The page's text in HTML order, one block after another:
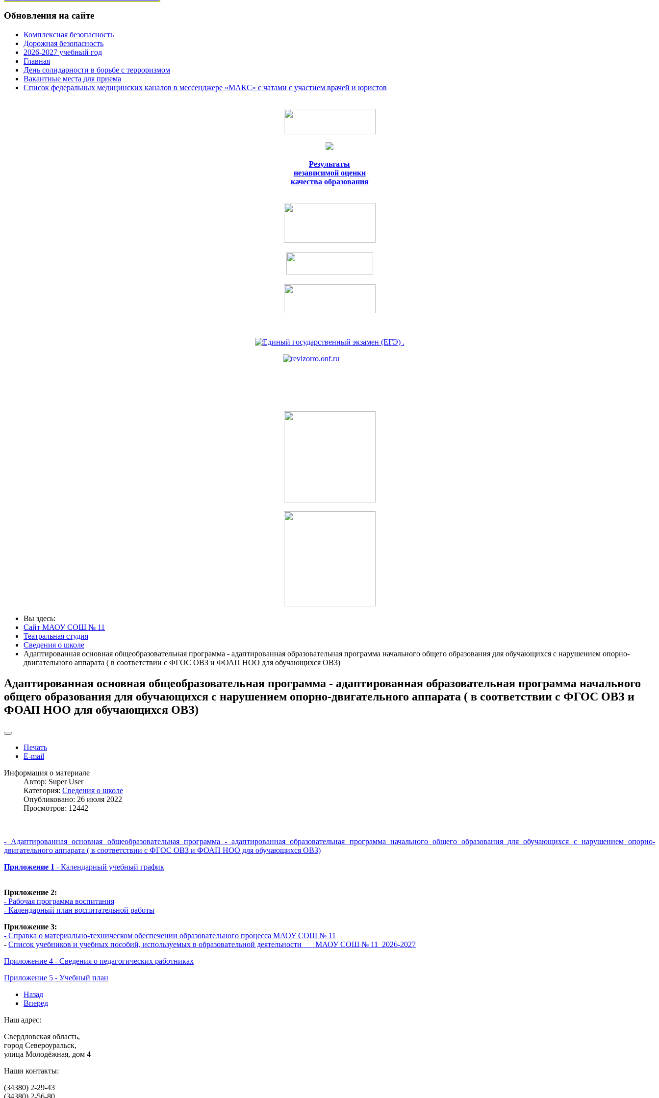
Обновления на сайте
Комплексная безопасность
Дорожная безопасность
2026-2027 учебный год
Главная
День солидарности в борьбе с терроризмом
Вакантные места для приема
Список федеральных медицинских каналов в мессенджере «МАКС» с чатами с участием врачей и юристов
Результаты
независимой оценки
качества образования
Вы здесь:
Сайт МАОУ СОШ № 11
Театральная студия
Сведения о школе
Адаптированная основная общеобразовательная программа - адаптированная образовательная программа начального общего образования для обучающихся с нарушением опорно-
двигательного аппарата ( в соответствии с ФГОС ОВЗ и ФОАП НОО для обучающихся ОВЗ)
Адаптированная основная общеобразовательная программа - адаптированная образовательная программа начального
общего образования для обучающихся с нарушением опорно-двигательного аппарата ( в соответствии с ФГОС ОВЗ и
ФОАП НОО для обучающихся ОВЗ)
Печать
E-mail
Информация о материале
Автор: Super User
Категория: Сведения о школе
Опубликовано: 26 июля 2022
Просмотров: 12442
- Адаптированная основная общеобразовательная программа - адаптированная образовательная программа начального общего образования для обучающихся с нарушением опорно-
двигательного аппарата ( в соответствии с ФГОС ОВЗ и ФОАП НОО для обучающихся ОВЗ)
Приложение 1 - Календарный учебный график
Приложение 2:
- Рабочая программа воспитания
- Календарный план воспитательной работы
Приложение 3:
- Справка о материально-техническом обеспечении образовательного процесса МАОУ СОШ № 11
- Список учебников и учебных пособий, используемых в образовательной деятельности МАОУ СОШ № 11_2026-2027
Приложение 4 - Сведения о педагогических работниках
Приложение 5 - Учебный план
Назад
Вперед
Наш адрес:
Свердловская область,
город Североуральск,
улица Молодёжная, дом 4
Наши контакты:
(34380) 2-29-43
(34380) 2-56-80